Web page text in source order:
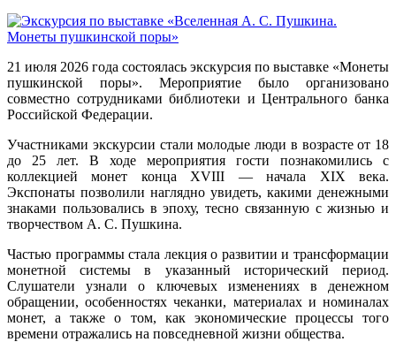
21 июля 2026 года состоялась экскурсия по выставке «Монеты
пушкинской поры». Мероприятие было организовано
совместно сотрудниками библиотеки и Центрального банка
Российской Федерации.
Участниками экскурсии стали молодые люди в возрасте от 18
до 25 лет. В ходе мероприятия гости познакомились с
коллекцией монет конца XVIII — начала XIX века.
Экспонаты позволили наглядно увидеть, какими денежными
знаками пользовались в эпоху, тесно связанную с жизнью и
творчеством А. С. Пушкина.
Частью программы стала лекция о развитии и трансформации
монетной системы в указанный исторический период.
Слушатели узнали о ключевых изменениях в денежном
обращении, особенностях чеканки, материалах и номиналах
монет, а также о том, как экономические процессы того
времени отражались на повседневной жизни общества.